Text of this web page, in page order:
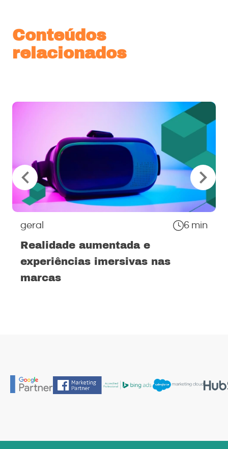
Conteúdos
relacionados
geral 6 min
Realidade aumentada e
experiências imersivas nas
marcas